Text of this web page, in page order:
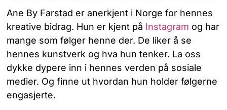
Ane By Farstad er anerkjent i Norge for hennes
kreative bidrag. Hun er kjent på Instagram og har
mange som følger henne der. De liker å se
hennes kunstverk og hva hun tenker. La oss
dykke dypere inn i hennes verden på sosiale
medier. Og finne ut hvordan hun holder følgerne
engasjerte.